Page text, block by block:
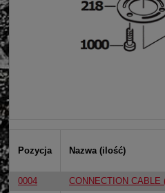
Pozycja Nazwa (ilość)
0004 CONNECTION CABLE